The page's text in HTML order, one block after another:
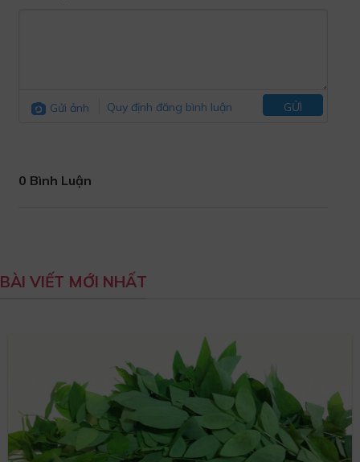
Gửi ảnh Quy định đăng bình luận GỬI
0 Bình Luận
BÀI VIẾT MỚI NHẤT